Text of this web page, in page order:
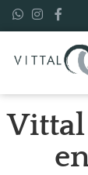
Vittal